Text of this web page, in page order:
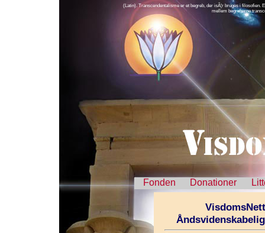
(Latin). Transcendentalisme er et begreb, der isÃ¦r bruges i
mellem begreberne
Fonden Donationer